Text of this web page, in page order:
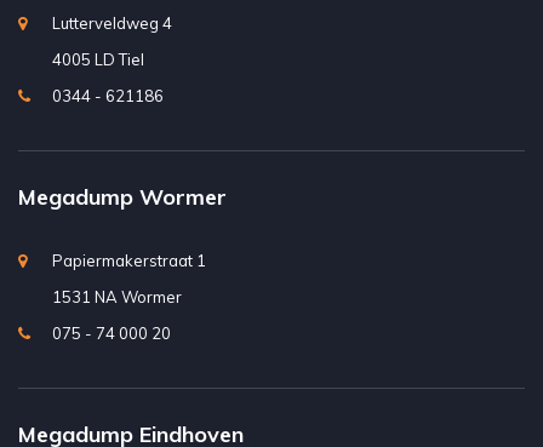
Lutterveldweg 4
4005 LD Tiel
0344 - 621186
Megadump Wormer
Papiermakerstraat 1
1531 NA Wormer
075 - 74 000 20
Megadump Eindhoven